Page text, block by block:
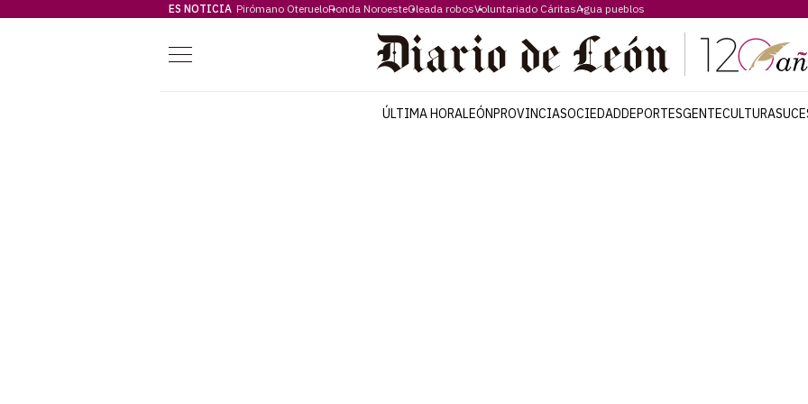
ES NOTICIA Pirómano OterueloRonda NoroesteOleada robosVoluntariado CáritasAgua pueblos
Menú
ÚLTIMA HORALEÓNPROVINCIASOCIEDADDEPORTESGENTECULTURA